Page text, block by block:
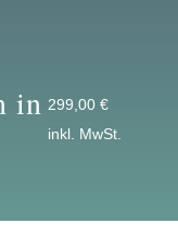
in 299,00 €
inkl. MwSt.